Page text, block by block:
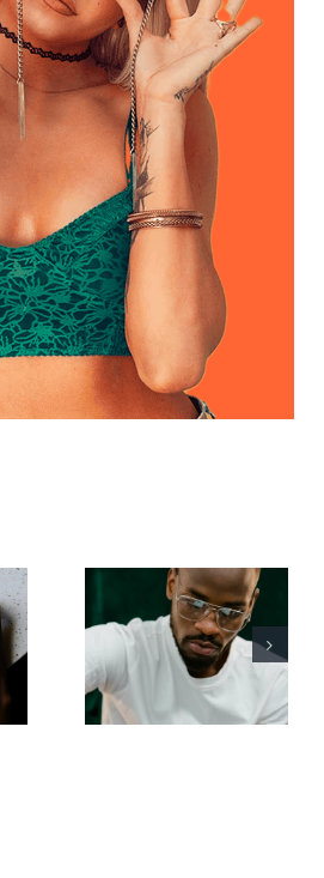
I 17 migliori
consigli
avanzati per
comprendere
l’algoritmo